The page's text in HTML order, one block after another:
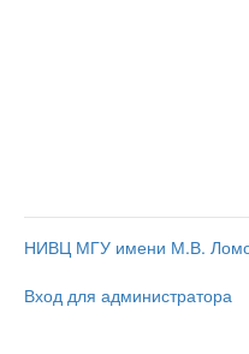
НИВЦ МГУ имени М.В.
Вход для администратора